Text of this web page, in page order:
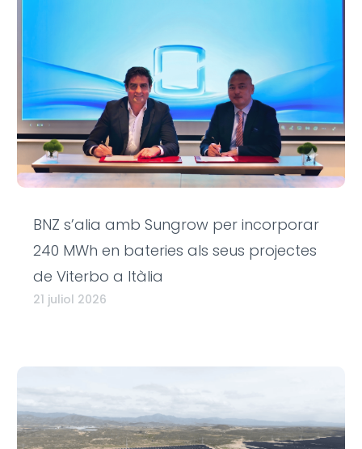
BNZ s’alia amb Sungrow per incorporar
240 MWh en bateries als seus projectes
de Viterbo a Itàlia
21 juliol 2026